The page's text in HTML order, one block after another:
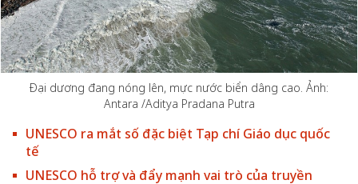
Đại dương đang nóng lên, mực nước biển dâng cao. Ảnh:
Antara /Aditya Pradana Putra
UNESCO ra mắt số đặc biệt Tạp chí Giáo dục quốc
tế
UNESCO hỗ trợ và đẩy mạnh vai trò của truyền